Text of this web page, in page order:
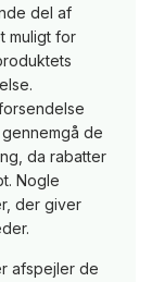
del af
muligt for
de
da rabatter
Nogle
der giver
afspejler de